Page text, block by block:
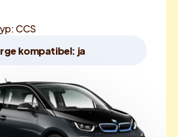
CCS
kompatibel: ja